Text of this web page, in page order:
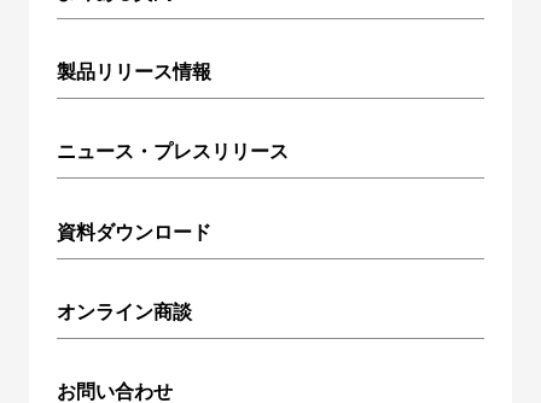
製品リリース情報
ニュース・プレスリリース
資料ダウンロード
オンライン商談
お問い合わせ